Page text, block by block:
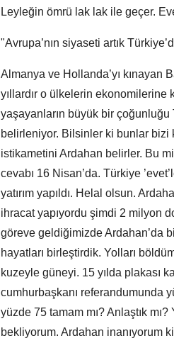
Leyleğin ömrü lak lak ile geçer.
"Avrupa’nın siyaseti artık
Almanya ve Hollanda’yı kınayan
yıllardır o ülkelerin ekonomilerine
yaşayanların büyük bir çoğunluğu
belirleniyor. Bilsinler ki bunlar bizi
istikametini Ardahan belirler. Bu
cevabı 16 Nisan’da. Türkiye
yatırım yapıldı. Helal olsun.
ihracat yapıyordu şimdi 2 milyon
göreve geldiğimizde Ardahan’da
hayatları birleştirdik. Yolları
kuzeyle güneyi. 15 yılda plakası
cumhurbaşkanı referandumunda
yüzde 75 tamam mı? Anlaştık
bekliyorum. Ardahan inanıyorum